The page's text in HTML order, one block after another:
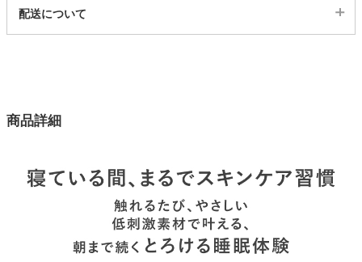
13801272
カラー
表生地
ナイロン80％ポリウレタン20％
ナイロン80％ポリウレタン20％
配送について
商品詳細